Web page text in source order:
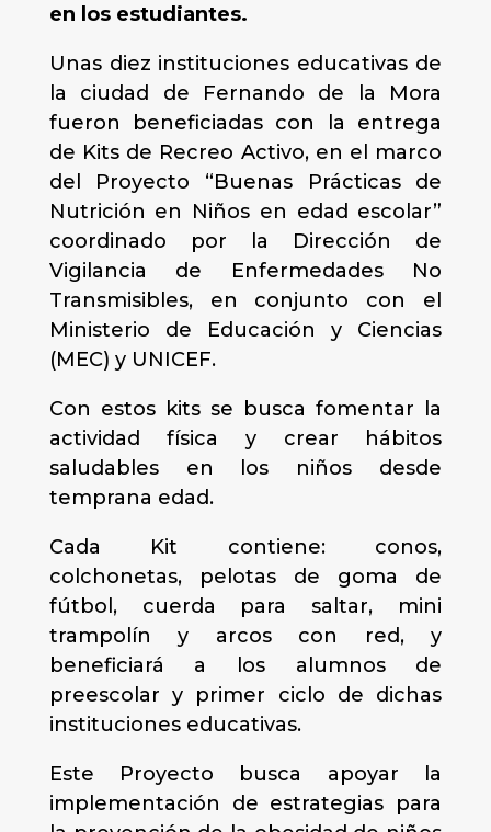
en los estudiantes.
Unas diez instituciones educativas de
la ciudad de Fernando de la Mora
fueron beneficiadas con la entrega
de Kits de Recreo Activo, en el marco
del Proyecto “Buenas Prácticas de
Nutrición en Niños en edad escolar”
coordinado por la Dirección de
Vigilancia de Enfermedades No
Transmisibles, en conjunto con el
Ministerio de Educación y Ciencias
(MEC) y UNICEF.
Con estos kits se busca fomentar la
actividad física y crear hábitos
saludables en los niños desde
temprana edad.
Cada Kit contiene: conos,
colchonetas, pelotas de goma de
fútbol, cuerda para saltar, mini
trampolín y arcos con red, y
beneficiará a los alumnos de
preescolar y primer ciclo de dichas
instituciones educativas.
Este Proyecto busca apoyar la
implementación de estrategias para